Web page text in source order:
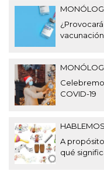
COVID-19
A
qué